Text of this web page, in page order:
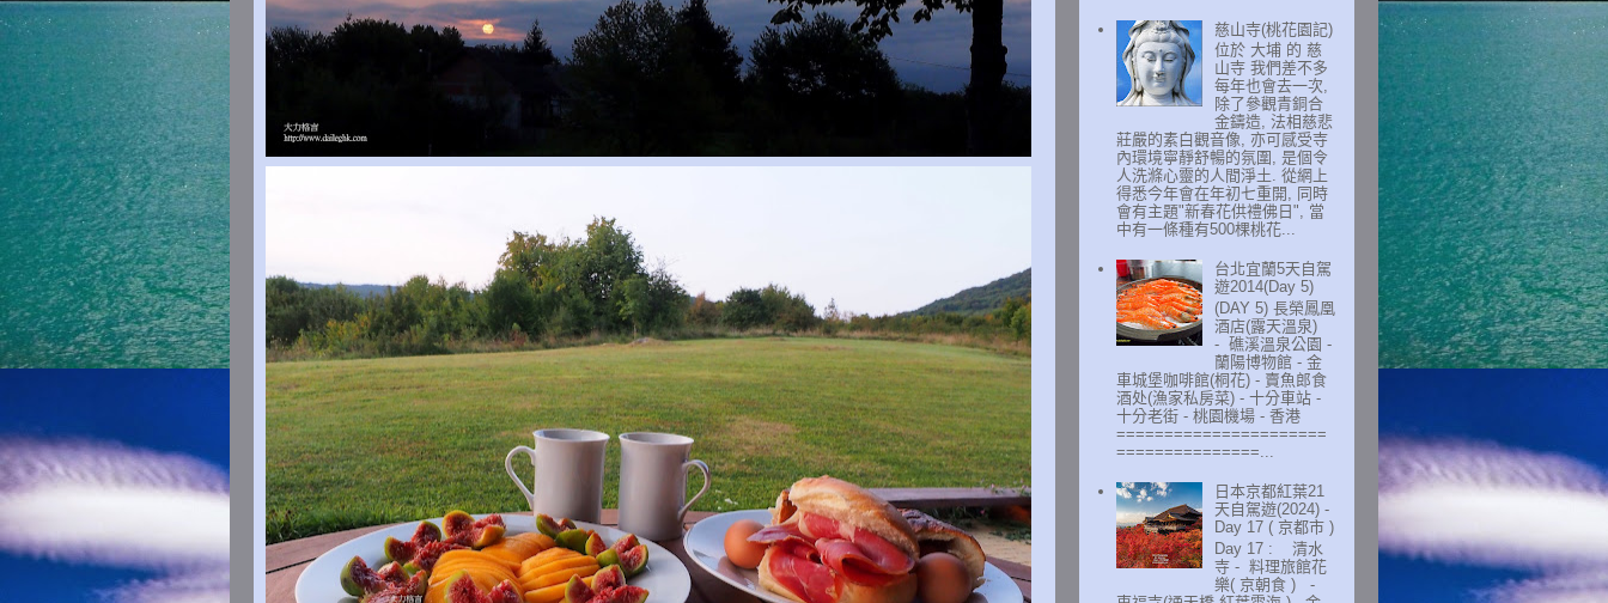
慈山寺(桃花園記)
位於 大埔 的 慈
山寺 我們差不多
每年也會去一次,
除了參觀青銅合
金鑄造, 法相慈悲
莊嚴的素白觀音像, 亦可感受寺
內環境寧靜舒暢的氛圍, 是個令
人洗滌心靈的人間淨土. 從網上
得悉今年會在年初七重開, 同時
會有主題"新春花供禮佛日", 當
中有一條種有500棵桃花...
台北宜蘭5天自駕
遊2014(Day 5)
(DAY 5) 長榮鳳凰
酒店(露天溫泉)
- 礁溪溫泉公園 -
蘭陽博物館 - 金
車城堡咖啡館(桐花) - 賣魚郎食
酒处(漁家私房菜) - 十分車站 -
十分老街 - 桃園機場 - 香港
======================
===============...
日本京都紅葉21
天自駕遊(2024) -
Day 17 ( 京都市 )
Day 17 : 清水
寺 - 料理旅館花
樂( 京朝食 ) -